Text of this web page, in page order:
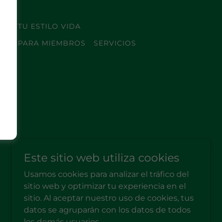
TU ESTILO VIDA
PARA MIEMBROS
SERVICIOS
Este sitio web utiliza cookies
Usamos cookies para analizar el tráfico del
sitio web y optimizar tu experiencia en el
sitio. Al aceptar nuestro uso de cookies, tus
datos se agruparán con los datos de todos